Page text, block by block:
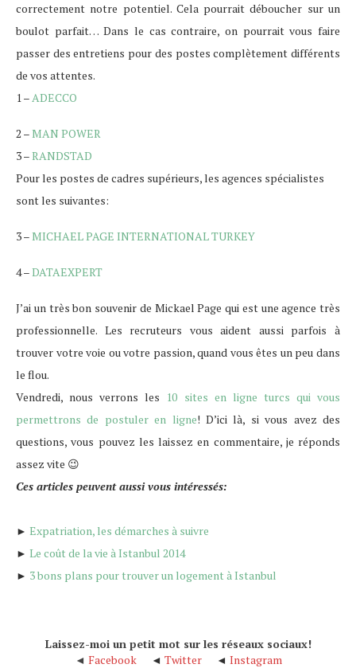
correctement notre potentiel. Cela pourrait déboucher sur un
boulot parfait… Dans le cas contraire, on pourrait vous faire
passer des entretiens pour des postes complètement différents
de vos attentes.
1 –ADECCO
2 –MAN POWER
3 –RANDSTAD
Pour les postes de cadres supérieurs, les agences spécialistes
sont les suivantes:
3 –MICHAEL PAGE INTERNATIONAL TURKEY
4 –DATAEXPERT
J’ai un très bon souvenir de Mickael Page qui est une agence très
professionnelle. Les recruteurs vous aident aussi parfois à
trouver votre voie ou votre passion, quand vous êtes un peu dans
le flou.
Vendredi, nous verrons les 10 sites en ligne turcs qui vous
permettrons de postuler en ligne! D’ici là, si vous avez des
questions, vous pouvez les laissez en commentaire, je réponds
assez vite 😉
Ces articles peuvent aussi vous intéressés:
► Expatriation, les démarches à suivre
► Le coût de la vie à Istanbul 2014
► 3 bons plans pour trouver un logement à Istanbul
Laissez-moi un petit mot sur les réseaux sociaux!
◄ Facebook ◄ Twitter ◄ Instagram